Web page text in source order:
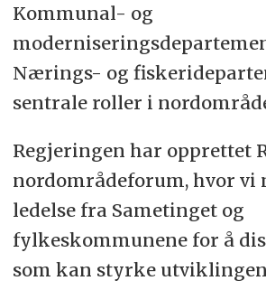
Kommunal- og
Nærings- og
sentrale roller i
Regjeringen har opprettet
nordområdeforum, hvor vi
ledelse fra Sametinget og
fylkeskommunene for å
som kan styrke